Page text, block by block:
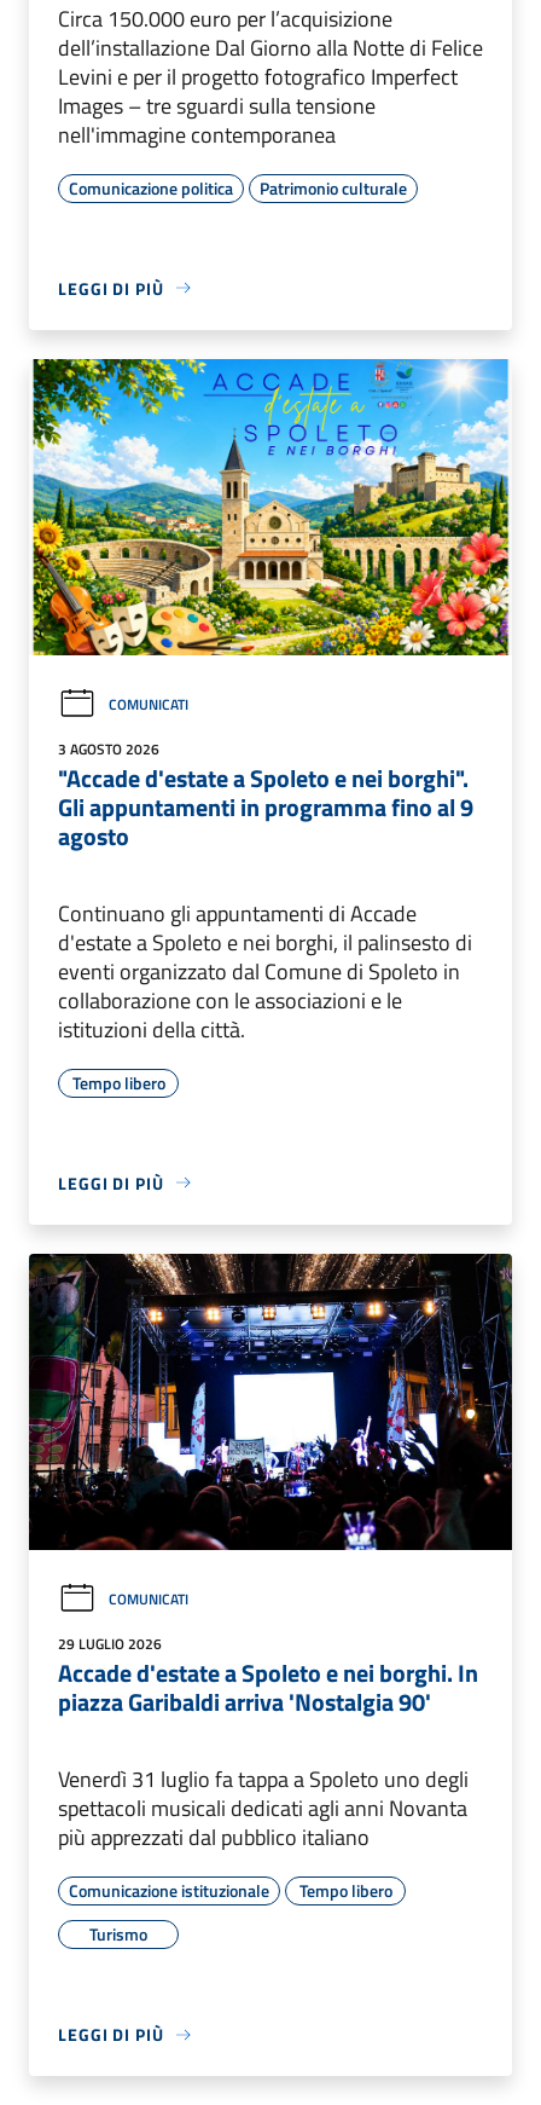
Circa 150.000 euro per l’acquisizione
dell’installazione Dal Giorno alla Notte di Felice
Levini e per il progetto fotografico Imperfect
Images – tre sguardi sulla tensione
nell'immagine contemporanea
Comunicazione politica Patrimonio culturale
LEGGI DI PIÙ
COMUNICATI
3 AGOSTO 2026
"Accade d'estate a Spoleto e nei borghi".
Gli appuntamenti in programma fino al 9
agosto
Continuano gli appuntamenti di Accade
d'estate a Spoleto e nei borghi, il palinsesto di
eventi organizzato dal Comune di Spoleto in
collaborazione con le associazioni e le
istituzioni della città.
Tempo libero
LEGGI DI PIÙ
COMUNICATI
29 LUGLIO 2026
Accade d'estate a Spoleto e nei borghi. In
piazza Garibaldi arriva 'Nostalgia 90'
Venerdì 31 luglio fa tappa a Spoleto uno degli
spettacoli musicali dedicati agli anni Novanta
più apprezzati dal pubblico italiano
Comunicazione istituzionale
Tempo libero
Turismo
LEGGI DI PIÙ